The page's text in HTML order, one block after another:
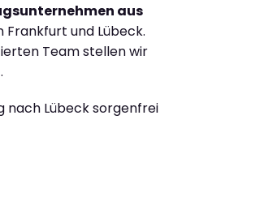
aus
Frankfurt und Lübeck.
Team stellen wir
nach Lübeck sorgenfrei